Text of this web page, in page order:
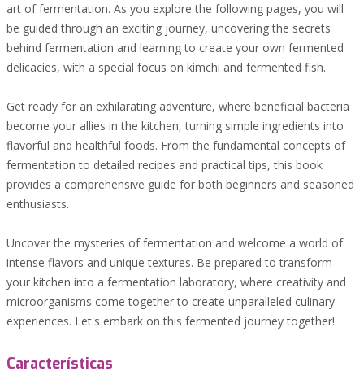
art of fermentation. As you explore the following pages, you will
be guided through an exciting journey, uncovering the secrets
behind fermentation and learning to create your own fermented
delicacies, with a special focus on kimchi and fermented fish.
Get ready for an exhilarating adventure, where beneficial bacteria
become your allies in the kitchen, turning simple ingredients into
flavorful and healthful foods. From the fundamental concepts of
fermentation to detailed recipes and practical tips, this book
provides a comprehensive guide for both beginners and seasoned
enthusiasts.
Uncover the mysteries of fermentation and welcome a world of
intense flavors and unique textures. Be prepared to transform
your kitchen into a fermentation laboratory, where creativity and
microorganisms come together to create unparalleled culinary
experiences. Let's embark on this fermented journey together!
Características